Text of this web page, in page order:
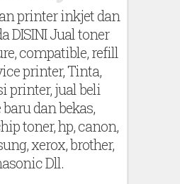
printer inkjet dan
DISINI Jual toner
compatible, refill
printer, Tinta,
printer, jual beli
dan bekas,
toner, hp, canon,
xerox, brother,
Dll.